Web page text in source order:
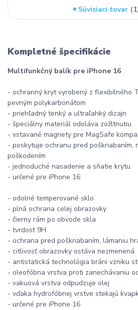
Súvisiaci tovar
1
Kompletné špecifikácie
Multifunkčný balík pre iPhone 16
- ochranný kryt vyrobený z flexibilného
pevným polykarbonátom
- priehľadný tenký a ultraľahký dizajn
- špeciálny materiál odoláva zožltnutiu
- vstavané magnety pre MagSafe
- poskytuje ochranu pred poškriabaním,
poškodením
- jednoduché nasadenie a sňatie krytu
- určené pre iPhone 16
- odolné temperované sklo
- plná ochrana celej obrazovky
- čierny rám po obvode skla
- tvrdosť 9H
- ochrana pred poškriabaním, lámaniu
- citlivosť obrazovky ostáva nezmenená
- antistatická technológia bráni vzniku
- oleofóbna vrstva proti zanechávaniu
- vakuová vrstva odpudzuje olej
- vďaka hydrofóbnej vrstve stekajú
- určené pre iPhone 16